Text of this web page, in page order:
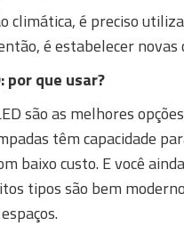
climática, é preciso
é estabelecer
por que usar?
são as melhores
têm capacidade
baixo custo. E você
tipos são bem